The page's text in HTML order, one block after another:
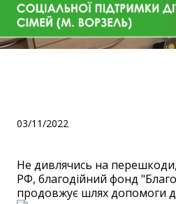
03/11/2022
Не дивлячись на
РФ, благодійний фонд
продовжує шлях допомоги